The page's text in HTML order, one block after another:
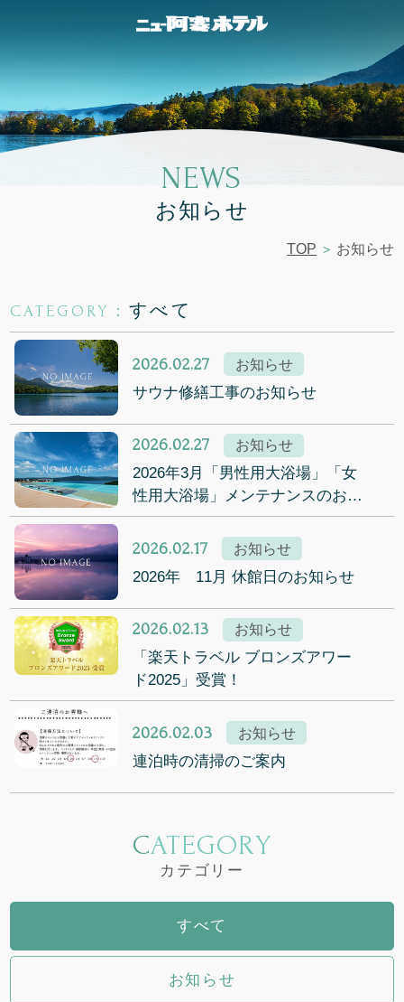
NEWS
お知らせ
TOP お知らせ
CATEGORY： すべて
2026.02.27 お知らせ
サウナ修繕工事のお知らせ
2026.02.27 お知らせ
2026年3月「男性用大浴場」「女
性用大浴場」メンテナンスのお知
らせ
2026.02.17 お知らせ
2026年 11月 休館日のお知らせ
2026.02.13 お知らせ
「楽天トラベル ブロンズアワー
ド2025」受賞！
2026.02.03 お知らせ
連泊時の清掃のご案内
CATEGORY
カテゴリー
すべて
お知らせ